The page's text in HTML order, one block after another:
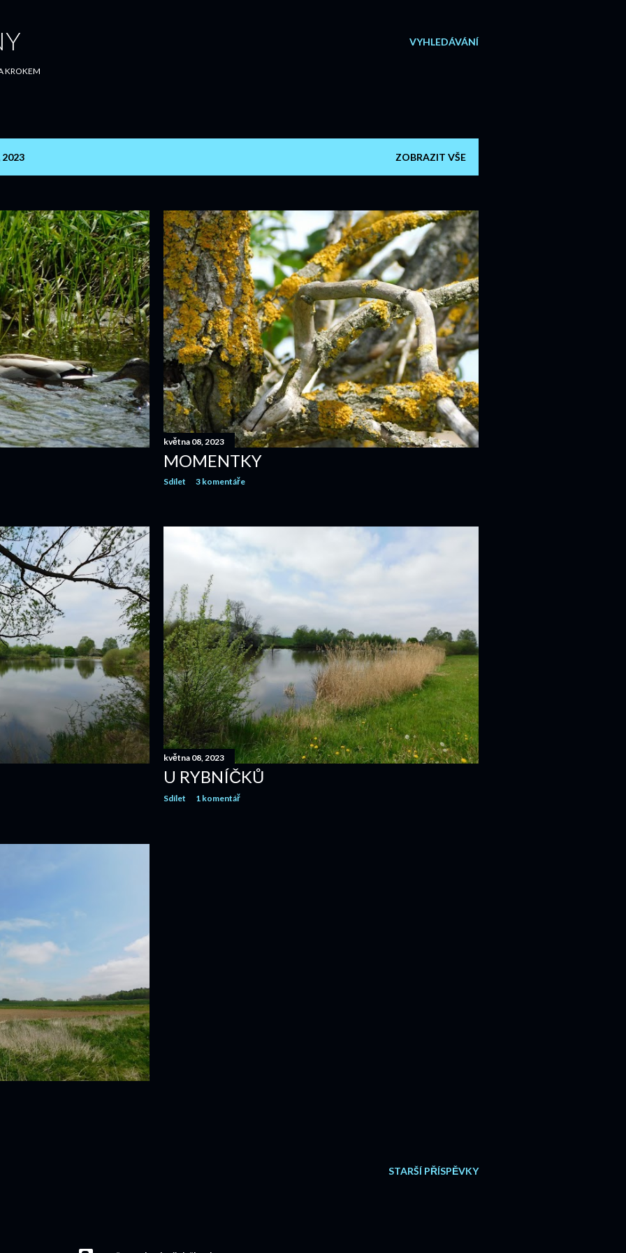
VYHLEDÁVÁNÍ
KROKEM
ZOBRAZIT VŠE
května 08, 2023
MOMENTKY
Sdílet 3 komentáře
května 08, 2023
U RYBNÍČKŮ
Sdílet 1 komentář
STARŠÍ PŘÍSPĚVKY